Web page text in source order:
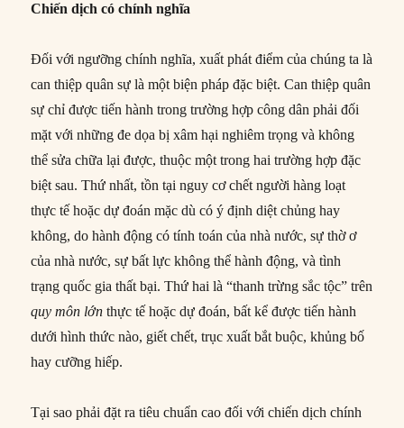
Chiến dịch có chính nghĩa
Đối với ngưỡng chính nghĩa, xuất phát điểm của chúng ta là
can thiệp quân sự là một biện pháp đặc biệt. Can thiệp quân
sự chỉ được tiến hành trong trường hợp công dân phải đối
mặt với những đe dọa bị xâm hại nghiêm trọng và không
thể sửa chữa lại được, thuộc một trong hai trường hợp đặc
biệt sau. Thứ nhất, tồn tại nguy cơ chết người hàng loạt
thực tế hoặc dự đoán mặc dù có ý định diệt chủng hay
không, do hành động có tính toán của nhà nước, sự thờ ơ
của nhà nước, sự bất lực không thể hành động, và tình
trạng quốc gia thất bại. Thứ hai là “thanh trừng sắc tộc” trên
quy môn lớn thực tế hoặc dự đoán, bất kể được tiến hành
dưới hình thức nào, giết chết, trục xuất bắt buộc, khủng bố
hay cưỡng hiếp.
Tại sao phải đặt ra tiêu chuẩn cao đối với chiến dịch chính